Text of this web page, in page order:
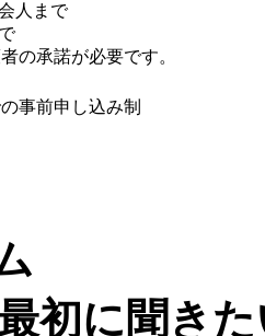
人まで
の承諾が必要です。
事前申し込み制
初に聞き